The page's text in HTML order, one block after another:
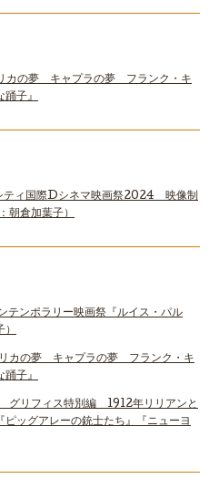
リカの夢 キャプラの夢 フランク・キ
子』
ティ国際Dシネマ映画祭2024 映像制
朝倉加葉子）
テンポラリー映画祭『ルイス・パル
リカの夢 キャプラの夢 フランク・キ
子』
グリフィス特別編 1912年リリアンと
ピッグアレーの銃士たち』『ニューヨ